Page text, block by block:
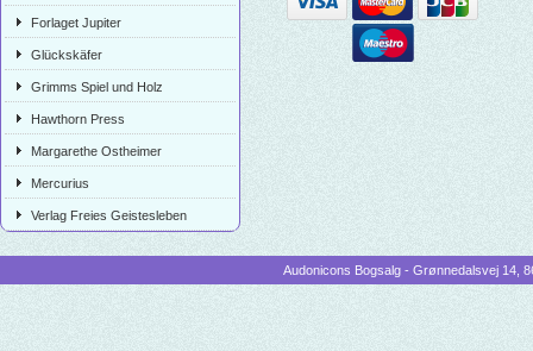
Forlaget Jupiter
Glückskäfer
Grimms Spiel und Holz
Hawthorn Press
Margarethe Ostheimer
Mercurius
Verlag Freies Geistesleben
Audonicons Bogsalg - Grønnedalsvej 14,